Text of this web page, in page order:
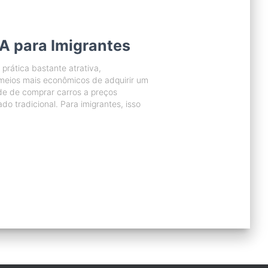
para Imigrantes
prática bastante atrativa,
mais econômicos de adquirir um
de comprar carros a preços
tradicional. Para imigrantes, isso